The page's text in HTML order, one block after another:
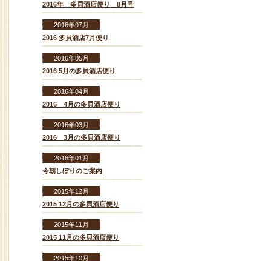
2016年 多貝酒店便り 8月号
2016年07月
2016 多貝酒店7月便り
2016年05月
2016 5月の多貝酒店便り
2016年04月
2016 4月の多貝酒店便り
2016年03月
2016 3月の多貝酒店便り
2016年01月
今朝しぼりのご案内
2015年12月
2015 12月の多貝酒店便り
2015年11月
2015 11月の多貝酒店便り
2015年10月